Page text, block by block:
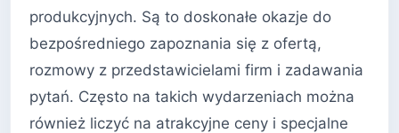
produkcyjnych. Są to doskonałe okazje do
bezpośredniego zapoznania się z ofertą,
rozmowy z przedstawicielami firm i zadawania
pytań. Często na takich wydarzeniach można
również liczyć na atrakcyjne ceny i specjalne